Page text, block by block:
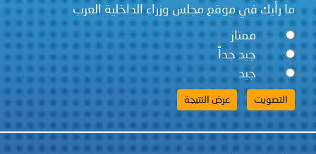
ما رأيك في موقع مجلس وزراء الداخلية العرب
ممتاز
جيد جداً
جيد